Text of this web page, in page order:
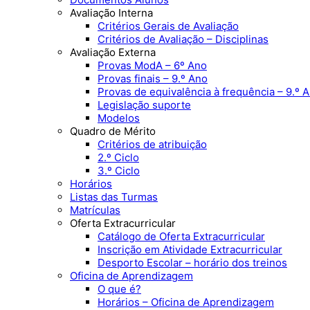
Avaliação Interna
Critérios Gerais de Avaliação
Critérios de Avaliação – Disciplinas
Avaliação Externa
Provas ModA – 6º Ano
Provas finais – 9.º Ano
Provas de equivalência à frequência – 9.º
Legislação suporte
Modelos
Quadro de Mérito
Critérios de atribuição
2.º Ciclo
3.º Ciclo
Horários
Listas das Turmas
Matrículas
Oferta Extracurricular
Catálogo de Oferta Extracurricular
Inscrição em Atividade Extracurricular
Desporto Escolar – horário dos treinos
Oficina de Aprendizagem
O que é?
Horários – Oficina de Aprendizagem